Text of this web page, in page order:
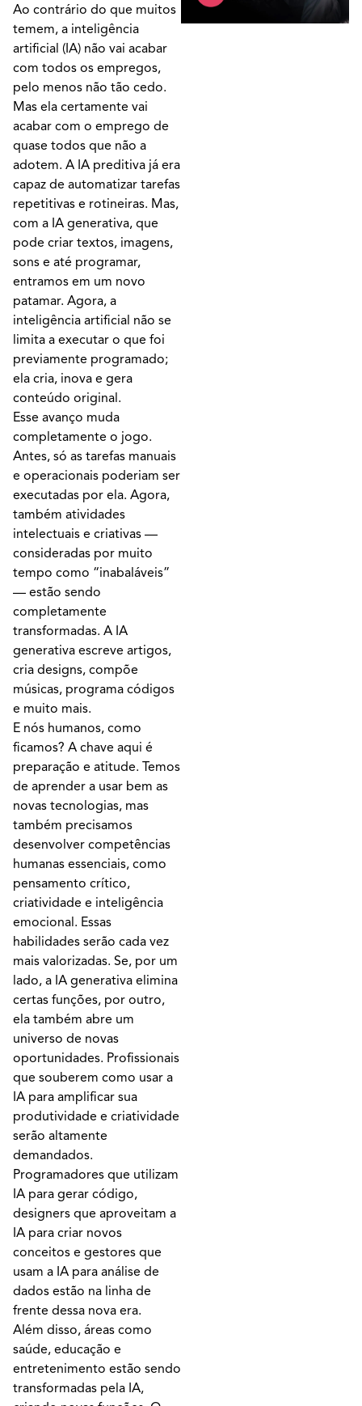
Ao contrário do que muitos
temem, a inteligência
artificial (IA) não vai acabar
com todos os empregos,
pelo menos não tão cedo.
Mas ela certamente vai
acabar com o emprego de
quase todos que não a
adotem. A IA preditiva já era
capaz de automatizar tarefas
repetitivas e rotineiras. Mas,
com a IA generativa, que
pode criar textos, imagens,
sons e até programar,
entramos em um novo
patamar. Agora, a
inteligência artificial não se
limita a executar o que foi
previamente programado;
ela cria, inova e gera
conteúdo original.
Esse avanço muda
completamente o jogo.
Antes, só as tarefas manuais
e operacionais poderiam ser
executadas por ela. Agora,
também atividades
intelectuais e criativas —
consideradas por muito
tempo como “inabaláveis”
— estão sendo
completamente
transformadas. A IA
generativa escreve artigos,
cria designs, compõe
músicas, programa códigos
e muito mais.
E nós humanos, como
ficamos? A chave aqui é
preparação e atitude. Temos
de aprender a usar bem as
novas tecnologias, mas
também precisamos
desenvolver competências
humanas essenciais, como
pensamento crítico,
criatividade e inteligência
emocional. Essas
habilidades serão cada vez
mais valorizadas. Se, por um
lado, a IA generativa elimina
certas funções, por outro,
ela também abre um
universo de novas
oportunidades. Profissionais
que souberem como usar a
IA para amplificar sua
produtividade e criatividade
serão altamente
demandados.
Programadores que utilizam
IA para gerar código,
designers que aproveitam a
IA para criar novos
conceitos e gestores que
usam a IA para análise de
dados estão na linha de
frente dessa nova era.
Além disso, áreas como
saúde, educação e
entretenimento estão sendo
transformadas pela IA,